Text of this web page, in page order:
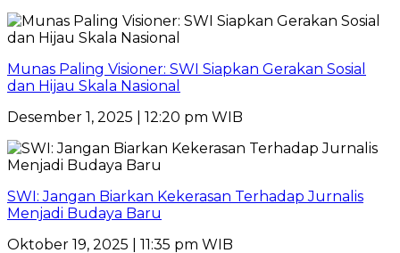
Munas Paling Visioner: SWI Siapkan Gerakan Sosial
dan Hijau Skala Nasional
Desember 1, 2025 | 12:20 pm WIB
SWI: Jangan Biarkan Kekerasan Terhadap Jurnalis
Menjadi Budaya Baru
Oktober 19, 2025 | 11:35 pm WIB